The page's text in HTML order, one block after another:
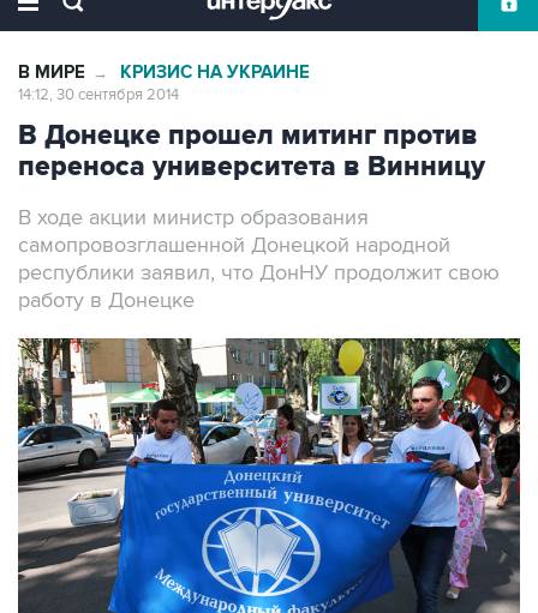
В МИРЕ → КРИЗИС НА УКРАИНЕ
14:12, 30 сентября 2014
В Донецке прошел митинг против
переноса университета в Винницу
В ходе акции министр образования
самопровозглашенной Донецкой народной
республики заявил, что ДонНУ продолжит свою
работу в Донецке